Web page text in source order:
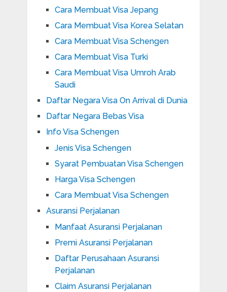
Cara Membuat Visa Jepang
Cara Membuat Visa Korea Selatan
Cara Membuat Visa Schengen
Cara Membuat Visa Turki
Cara Membuat Visa Umroh Arab
Saudi
Daftar Negara Visa On Arrival di Dunia
Daftar Negara Bebas Visa
Info Visa Schengen
Jenis Visa Schengen
Syarat Pembuatan Visa Schengen
Harga Visa Schengen
Cara Membuat Visa Schengen
Asuransi Perjalanan
Manfaat Asuransi Perjalanan
Premi Asuransi Perjalanan
Daftar Perusahaan Asuransi
Perjalanan
Claim Asuransi Perjalanan